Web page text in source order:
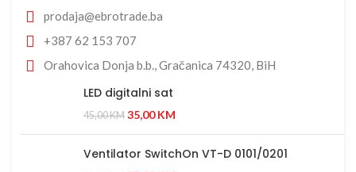
prodaja@ebrotrade.ba
+387 62 153 707
Orahovica Donja b.b., Gračanica 74320, BiH
LED digitalni sat
45,00KM 35,00KM
Ventilator SwitchOn VT-D 0101/0201